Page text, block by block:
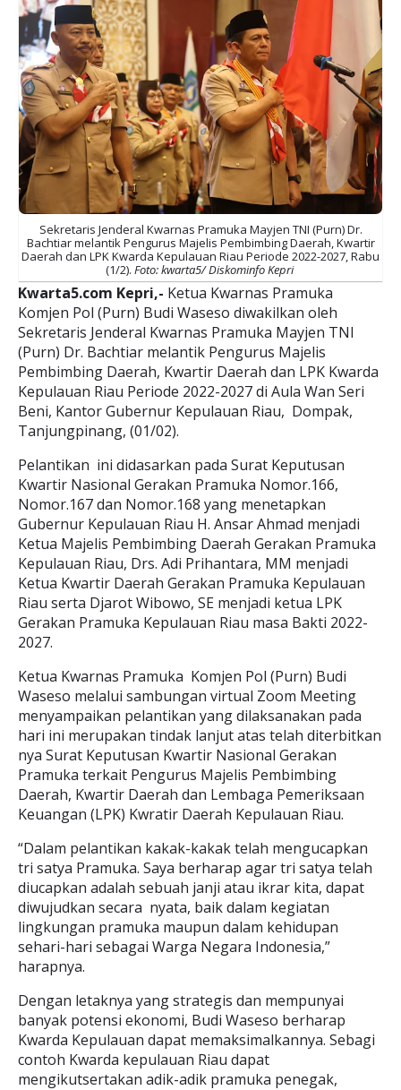
Sekretaris Jenderal Kwarnas Pramuka Mayjen TNI (Purn) Dr.
Bachtiar melantik Pengurus Majelis Pembimbing Daerah, Kwartir
Daerah dan LPK Kwarda Kepulauan Riau Periode 2022-2027, Rabu
(1/2). Foto: kwarta5/ Diskominfo Kepri
Kwarta5.com Kepri,- Ketua Kwarnas Pramuka
Komjen Pol (Purn) Budi Waseso diwakilkan oleh
Sekretaris Jenderal Kwarnas Pramuka Mayjen TNI
(Purn) Dr. Bachtiar melantik Pengurus Majelis
Pembimbing Daerah, Kwartir Daerah dan LPK Kwarda
Kepulauan Riau Periode 2022-2027 di Aula Wan Seri
Beni, Kantor Gubernur Kepulauan Riau, Dompak,
Tanjungpinang, (01/02).
Pelantikan ini didasarkan pada Surat Keputusan
Kwartir Nasional Gerakan Pramuka Nomor.166,
Nomor.167 dan Nomor.168 yang menetapkan
Gubernur Kepulauan Riau H. Ansar Ahmad menjadi
Ketua Majelis Pembimbing Daerah Gerakan Pramuka
Kepulauan Riau, Drs. Adi Prihantara, MM menjadi
Ketua Kwartir Daerah Gerakan Pramuka Kepulauan
Riau serta Djarot Wibowo, SE menjadi ketua LPK
Gerakan Pramuka Kepulauan Riau masa Bakti 2022-
2027.
Ketua Kwarnas Pramuka Komjen Pol (Purn) Budi
Waseso melalui sambungan virtual Zoom Meeting
menyampaikan pelantikan yang dilaksanakan pada
hari ini merupakan tindak lanjut atas telah diterbitkan
nya Surat Keputusan Kwartir Nasional Gerakan
Pramuka terkait Pengurus Majelis Pembimbing
Daerah, Kwartir Daerah dan Lembaga Pemeriksaan
Keuangan (LPK) Kwratir Daerah Kepulauan Riau.
“Dalam pelantikan kakak-kakak telah mengucapkan
tri satya Pramuka. Saya berharap agar tri satya telah
diucapkan adalah sebuah janji atau ikrar kita, dapat
diwujudkan secara nyata, baik dalam kegiatan
lingkungan pramuka maupun dalam kehidupan
sehari-hari sebagai Warga Negara Indonesia,”
harapnya.
Dengan letaknya yang strategis dan mempunyai
banyak potensi ekonomi, Budi Waseso berharap
Kwarda Kepulauan dapat memaksimalkannya. Sebagi
contoh Kwarda kepulauan Riau dapat
mengikutsertakan adik-adik pramuka penegak,